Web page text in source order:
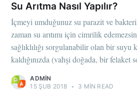
Su Arıtma Nasıl Yapılır?
İçmeyi umduğunuz su parazit ve
zaman su arıtımı için cimrilik
sağlıklılığı sorgulanabilir olan bir
kaldığınızda (vahşi doğada, bir felaket
ADMIN
15 ŞUB 2018 • 3 MIN READ